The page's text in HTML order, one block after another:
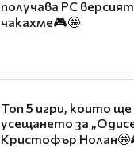
получава PC
чакахме🎮🤩
Топ 5 игри, които
усещането за
Кристофър